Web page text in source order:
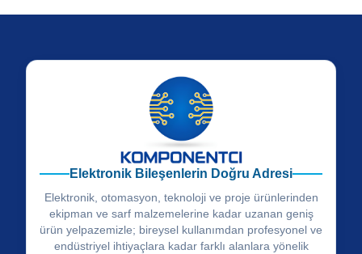
Elektronik Bileşenlerin Doğru Adresi
Elektronik, otomasyon, teknoloji ve proje ürünlerinden
ekipman ve sarf malzemelerine kadar uzanan geniş
ürün yelpazemizle; bireysel kullanımdan profesyonel ve
endüstriyel ihtiyaçlara kadar farklı alanlara yönelik